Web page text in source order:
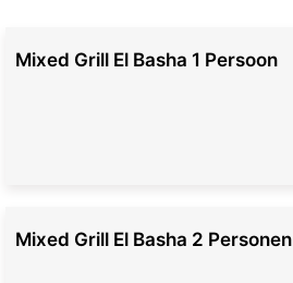
Mixed Grill El Basha 1 Persoon
Mixed Grill El Basha 2 Personen